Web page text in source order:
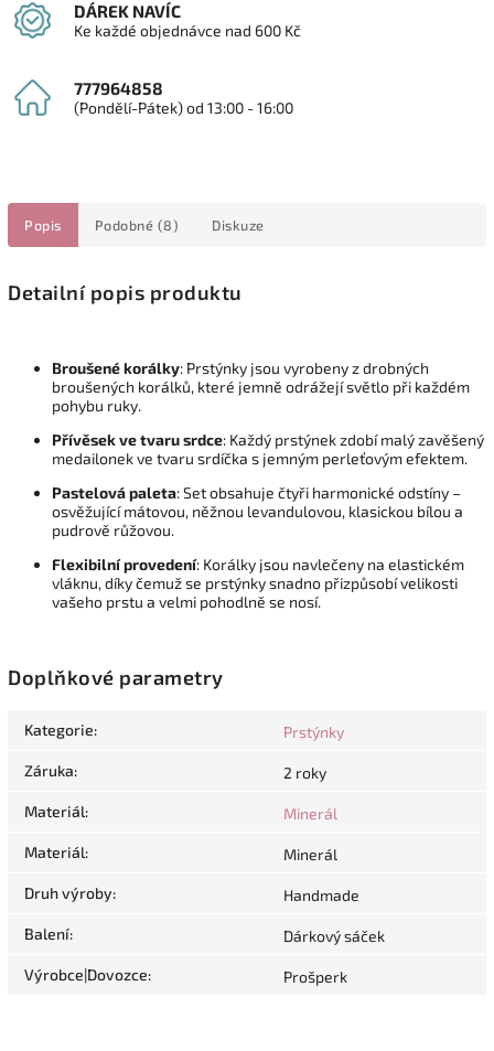
DÁREK NAVÍC
Ke každé objednávce nad 600 Kč
777964858
(Pondělí-Pátek) od 13:00 - 16:00
Popis Podobné (8) Diskuze
Detailní popis produktu
Broušené korálky: Prstýnky jsou vyrobeny z drobných
broušených korálků, které jemně odrážejí světlo při každém
pohybu ruky.
Přívěsek ve tvaru srdce: Každý prstýnek zdobí malý zavěšený
medailonek ve tvaru srdíčka s jemným perleťovým efektem.
Pastelová paleta: Set obsahuje čtyři harmonické odstíny –
osvěžující mátovou, něžnou levandulovou, klasickou bílou a
pudrově růžovou.
Flexibilní provedení: Korálky jsou navlečeny na elastickém
vláknu, díky čemuž se prstýnky snadno přizpůsobí velikosti
vašeho prstu a velmi pohodlně se nosí.
Doplňkové parametry
Kategorie: Prstýnky
Záruka: 2 roky
Materiál: Minerál
Materiál: Minerál
Druh výroby: Handmade
Balení: Dárkový sáček
Výrobce|Dovozce: Prošperk